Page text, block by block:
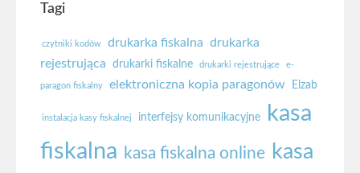
Tagi
czytniki kodów drukarka fiskalna drukarka
rejestrująca
drukarki fiskalne drukarki rejestrujące e-
paragon fiskalny elektroniczna kopia paragonów Elzab
instalacja kasy fiskalnej interfejsy komunikacyjne
kasa
fiskalna kasa fiskalna online kasa